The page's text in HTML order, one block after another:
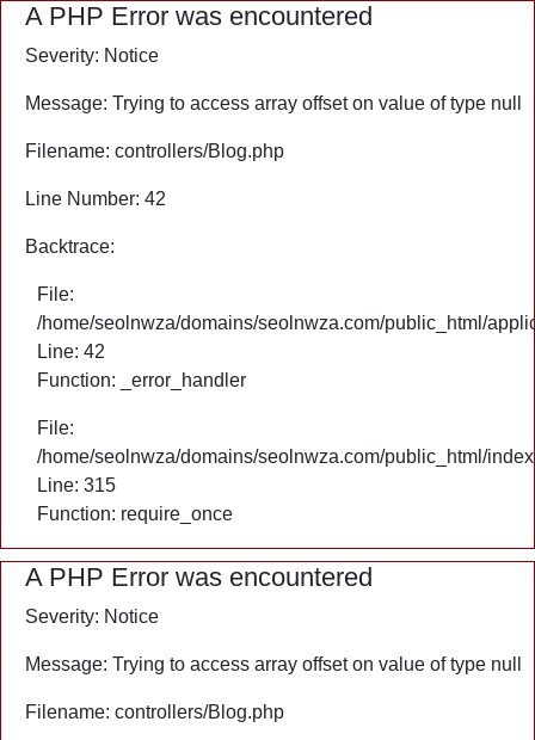
A PHP Error was encountered
Severity: Notice
Message: Trying to access array offset on value of type null
Filename: controllers/Blog.php
Line Number: 42
Backtrace:
File:
/home/seolnwza/domains/seolnwza.com/public_html/
Line: 42
Function: _error_handler
File:
/home/seolnwza/domains/seolnwza.com/public_html/
Line: 315
Function: require_once
A PHP Error was encountered
Severity: Notice
Message: Trying to access array offset on value of type null
Filename: controllers/Blog.php